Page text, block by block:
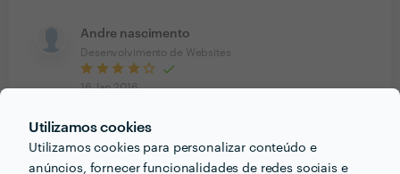
Utilizamos cookies
Utilizamos cookies para personalizar conteúdo e
anúncios, fornecer funcionalidades de redes sociais e
Andre nascimento
Desenvolvimento de Websites
16 Jan 2016
Vítor Coelho da Silva